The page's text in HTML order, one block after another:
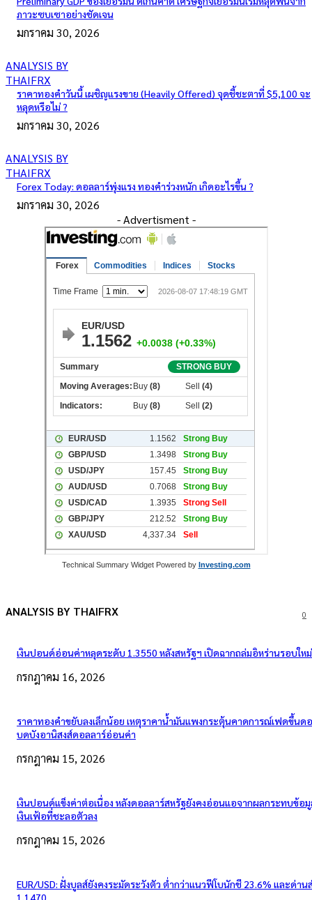
ภาวะซบเซาอย่างชัดเจน
มกราคม 30, 2026
ANALYSIS BY
THAIFRX
ราคาทองคำวันนี้ เผชิญแรงขาย (Heavily Offered) จุดชี้ชะตาที่ $5,100 จะ
หลุดหรือไม่ ?
มกราคม 30, 2026
ANALYSIS BY
THAIFRX
Forex Today: ดอลลาร์พุ่งแรง ทองคำร่วงหนัก เกิดอะไรขึ้น ?
มกราคม 30, 2026
- Advertisment -
Technical Summary Widget Powered by Investing.com
0
ANALYSIS BY THAIFRX
เงินปอนด์อ่อนค่าหลุดระดับ 1.3550 หลังสหรัฐฯ เปิดฉากถล่มอิหร่านรอบใหม่
กรกฎาคม 16, 2026
ราคาทองคำขยับลงเล็กน้อย เหตุราคาน้ำมันแพงกระตุ้นคาดการณ์เฟดขึ้นด
บดบังอานิสงส์ดอลลาร์อ่อนค่า
กรกฎาคม 15, 2026
เงินปอนด์แข็งค่าต่อเนื่อง หลังดอลลาร์สหรัฐยังคงอ่อนแอจากผลกระทบข้อ
เงินเฟ้อที่ชะลอตัวลง
กรกฎาคม 15, 2026
EUR/USD: ฝั่งบูลส์ยังคงระมัดระวังตัว ต่ำกว่าแนวฟีโบนักชี 23.6% และด่า
1.1470